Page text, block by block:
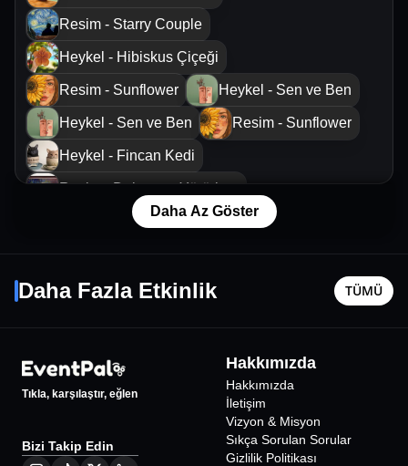
Resim - Starry Couple
Heykel - Hibiskus Çiçeği
Resim - Sunflower Heykel - Sen ve Ben
Heykel - Sen ve Ben Resim - Sunflower
Heykel - Fincan Kedi
Resim - Dolunaya Yürürken
Heykel - Fincan Kedi
Resim - Far Paleti Heykel - Vosvos Saksı
Daha Az Göster
Daha Fazla Etkinlik TÜMÜ
İstanbul
Jolly Joker Kartal İstMarina
9
İstanbul
Tıkla, karşılaştır, eğlen
Bizi Takip Edin
Hakkımızda
Hakkımızda
İletişim
Vizyon & Misyon
Sıkça Sorulan Sorular
Gizlilik Politikası